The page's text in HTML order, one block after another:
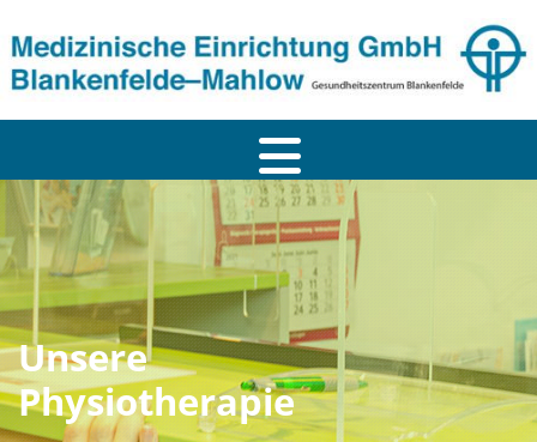
Unsere
Physiotherapie